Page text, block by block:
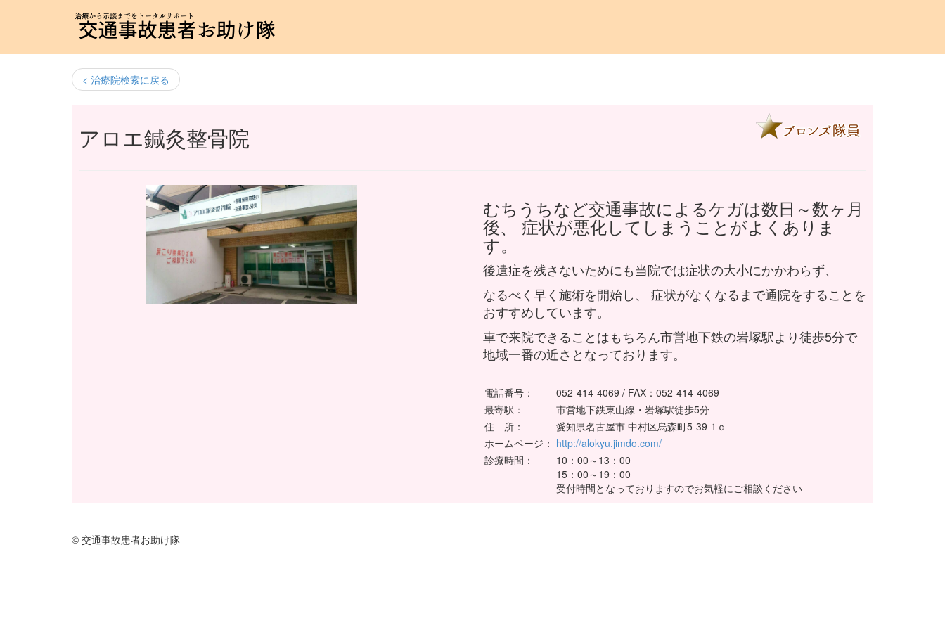
< 治療院検索に戻る
アロエ鍼灸整骨院
むちうちなど交通事故によるケガは数日～数ヶ月
後、 症状が悪化してしまうことがよくありま
す。
後遺症を残さないためにも当院では症状の大小にかかわらず、
なるべく早く施術を開始し、 症状がなくなるまで通院をすることを
おすすめしています。
車で来院できることはもちろん市営地下鉄の岩塚駅より徒歩5分で
地域一番の近さとなっております。
電話番号：
052-414-4069 / FAX：052-414-4069
最寄駅：
市営地下鉄東山線・岩塚駅徒歩5分
住 所：
愛知県名古屋市 中村区烏森町5-39-1ｃ
ホームページ： http://alokyu.jimdo.com/
診療時間：
10：00～13：00
15：00～19：00
受付時間となっておりますのでお気軽にご相談ください
© 交通事故患者お助け隊